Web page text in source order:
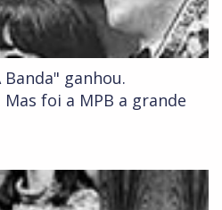
Banda" ganhou.
foi a MPB a grande